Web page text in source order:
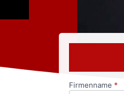
Anfrageformular
Firmenname *